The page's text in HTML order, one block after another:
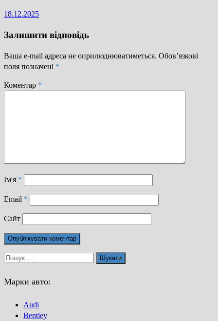
18.12.2025
Залишити відповідь
Ваша e-mail адреса не оприлюднюватиметься. Обов’язкові
поля позначені *
Коментар *
Ім'я *
Email *
Сайт
Пошук:
Марки авто:
Audi
Bentley